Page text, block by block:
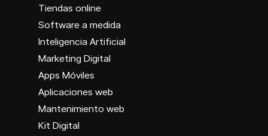
Tiendas online
Software a medida
Inteligencia Artificial
Marketing Digital
Apps Móviles
Aplicaciones web
Mantenimiento web
Kit Digital